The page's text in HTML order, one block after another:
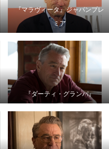
『マラヴィータ』ジャパンプレ
ミア
『ダーティ・グランパ』